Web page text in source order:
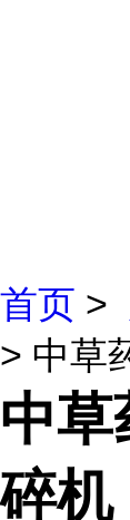
首页 >
> 中草
中草
碎机